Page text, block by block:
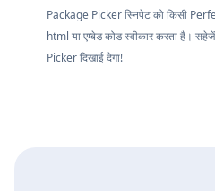
Package Picker स्निपेट को किसी
html या एम्बेड कोड स्वीकार करता है।
Picker दिखाई देगा!